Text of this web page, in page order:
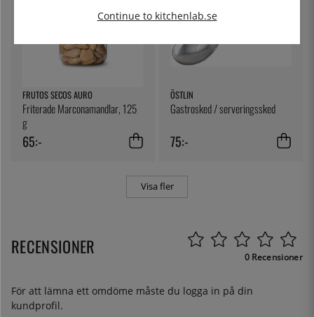
FRUTOS SECOS AURO
Friterade Marconamandlar, 125
g
65:-
ÖSTLIN
Gastrosked / serveringssked
75:-
Visa fler
RECENSIONER 0 Recensioner
För att lämna ett omdöme måste du logga in på din
kundprofil.
Continue to kitchenlab.se